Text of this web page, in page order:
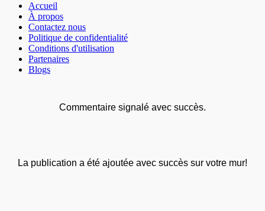
Accueil
À propos
Contactez nous
Politique de confidentialité
Conditions d'utilisation
Partenaires
Blogs
Commentaire signalé avec succès.
La publication a été ajoutée avec succès sur votre mur!